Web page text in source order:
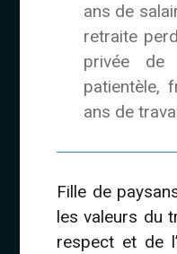
ans de
retraite
privée
patientèle,
ans de
Fille de
les valeurs du
respect et de